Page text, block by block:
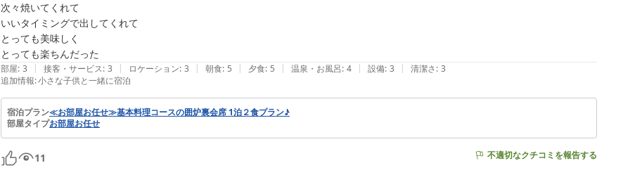
次々焼いてくれて
いいタイミングで出してくれて
とっても美味しく
とっても楽ちんだった
部屋: 3 | 接客・サービス: 3 | ロケーション: 3 | 朝食: 5 | 夕食: 5 | 温泉・お風呂: 4 | 設備: 3 | 清潔さ: 3
追加情報:小さな子供と一緒に宿泊
宿泊プラン≪お部屋お任せ≫基本料理コースの囲炉裏会席 1泊２食プラン♪
部屋タイプお部屋お任せ
11 不適切なクチコミを報告する